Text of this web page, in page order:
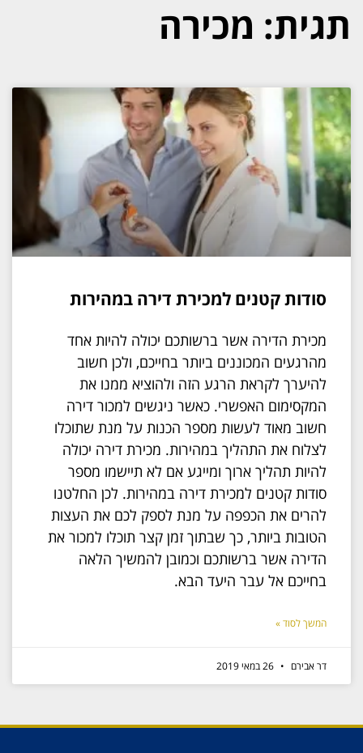
תגית: מכירה
סודות קטנים למכירת דירה במהירות
מכירת הדירה אשר ברשותכם יכולה להיות אחד
מהרגעים המכוננים ביותר בחייכם, ולכן חשוב
להיערך לקראת הרגע הזה ולהוציא ממנו את
המקסימום האפשרי. כאשר ניגשים למכור דירה
חשוב מאוד לעשות מספר הכנות על מנת שתוכלו
לצלוח את התהליך במהירות. מכירת דירה יכולה
להיות תהליך ארוך ומייגע אם לא תיישמו מספר
סודות קטנים למכירת דירה במהירות. לכן החלטנו
להרים את הכפפה על מנת לספק לכם את העצות
הטובות ביותר, כך שבתוך זמן קצר תוכלו למכור את
הדירה אשר ברשותכם וכמובן להמשיך הלאה
בחייכם אל עבר היעד הבא.
המשך לסוד »
דר אבירם